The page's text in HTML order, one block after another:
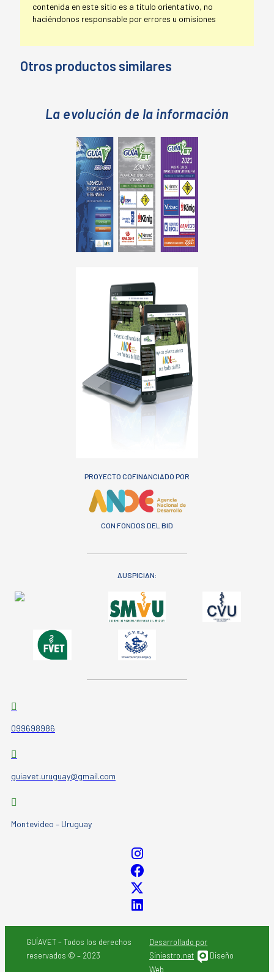
contenida en este sitio es a título orientativo, no
haciéndonos responsable por errores u omisiones
Otros productos similares
La evolución de la información
PROYECTO COFINANCIADO POR
CON FONDOS DEL BID
AUSPICIAN:
099698986
guiavet.uruguay@gmail.com
Montevideo – Uruguay
GUÍAVET – Todos los derechos
reservados © – 2023
Desarrollado por
Siniestro.net
Diseño
Web